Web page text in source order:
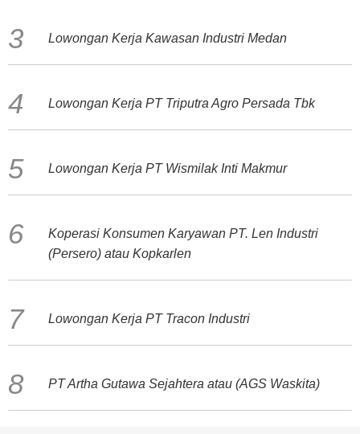
Lowongan Kerja Kawasan Industri Medan
Lowongan Kerja PT Triputra Agro Persada Tbk
Lowongan Kerja PT Wismilak Inti Makmur
Koperasi Konsumen Karyawan PT. Len Industri
(Persero) atau Kopkarlen
Lowongan Kerja PT Tracon Industri
PT Artha Gutawa Sejahtera atau (AGS Waskita)